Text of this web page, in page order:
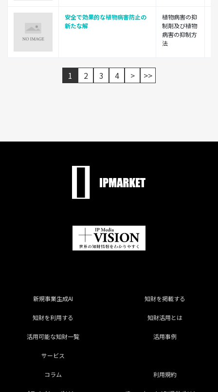
安全で効果的な植物病害防止の
新たな解
植物病害の抑
制剤及び植物
病害の抑制方
法
1 2 3 4 > >>
新規事業生成AI 知財を掲載する
知財を利用する 知財活用とは
活用可能な知財一覧 活用事例
サービス
コラム 利用規約